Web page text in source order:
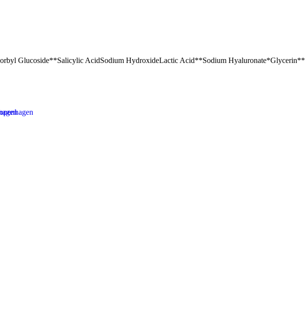
Glucoside**Salicylic AcidSodium HydroxideLactic Acid**Sodium Hyaluronate*Glycerin**